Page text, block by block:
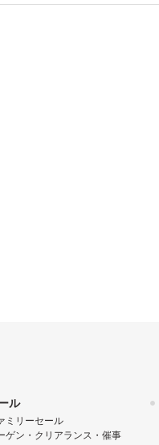
ル
ミリーセール
ゲン・クリアランス・催事